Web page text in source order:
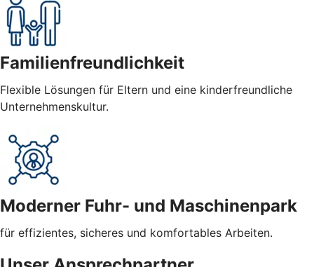
Familienfreundlichkeit
Flexible Lösungen für Eltern und eine kinderfreundliche
Unternehmenskultur.
Moderner Fuhr- und Maschinenpark
für effizientes, sicheres und komfortables Arbeiten.